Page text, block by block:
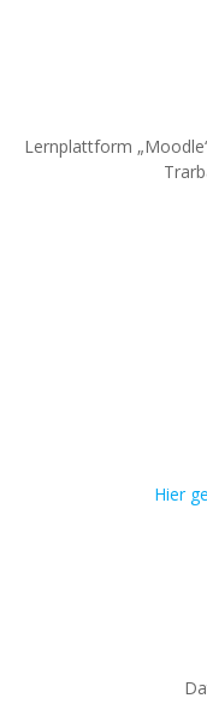
Lernplattform
Hier